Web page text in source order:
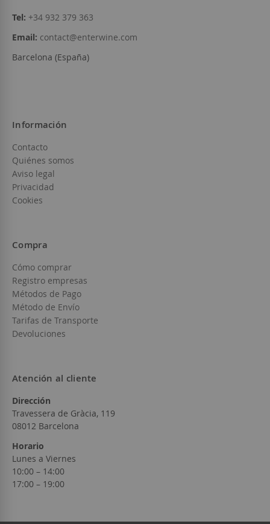
Tel: +34 932 379 363
Email: contact@enterwine.com
Barcelona (España)
Información
Contacto
Quiénes somos
Aviso legal
Privacidad
Cookies
Compra
Cómo comprar
Registro empresas
Métodos de Pago
Método de Envío
Tarifas de Transporte
Devoluciones
Atención al cliente
Dirección
Travessera de Gràcia, 119
08012 Barcelona
Horario
Lunes a Viernes
10:00 – 14:00
17:00 – 19:00